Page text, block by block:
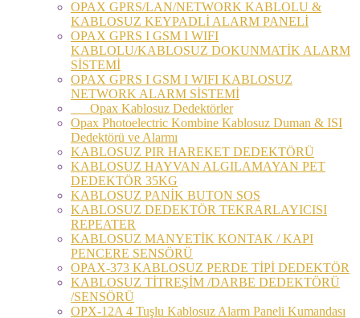
OPAX GPRS/LAN/NETWORK KABLOLU &
KABLOSUZ KEYPADLİ ALARM PANELİ
OPAX GPRS I GSM I WIFI
KABLOLU/KABLOSUZ DOKUNMATİK ALARM
SİSTEMİ
OPAX GPRS I GSM I WIFI KABLOSUZ
NETWORK ALARM SİSTEMİ
Opax Kablosuz Dedektörler
Opax Photoelectric Kombine Kablosuz Duman & ISI
Dedektörü ve Alarmı
KABLOSUZ PIR HAREKET DEDEKTÖRÜ
KABLOSUZ HAYVAN ALGILAMAYAN PET
DEDEKTÖR 35KG
KABLOSUZ PANİK BUTON SOS
KABLOSUZ DEDEKTÖR TEKRARLAYICISI
REPEATER
KABLOSUZ MANYETİK KONTAK / KAPI
PENCERE SENSÖRÜ
OPAX-373 KABLOSUZ PERDE TİPİ DEDEKTÖR
KABLOSUZ TİTREŞİM /DARBE DEDEKTÖRÜ
/SENSÖRÜ
OPX-12A 4 Tuşlu Kablosuz Alarm Paneli Kumandası